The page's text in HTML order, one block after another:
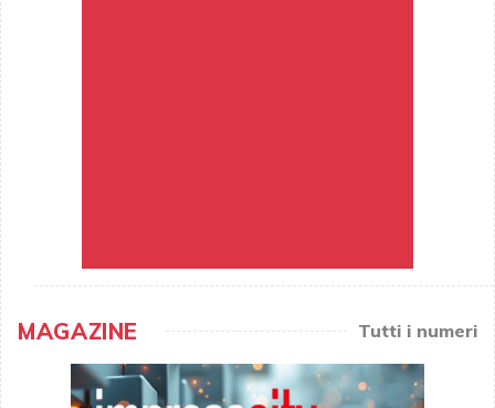
MAGAZINE Tutti i numeri